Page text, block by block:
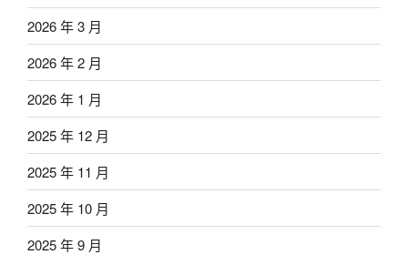
2026 年 3 月
2026 年 2 月
2026 年 1 月
2025 年 12 月
2025 年 11 月
2025 年 10 月
2025 年 9 月